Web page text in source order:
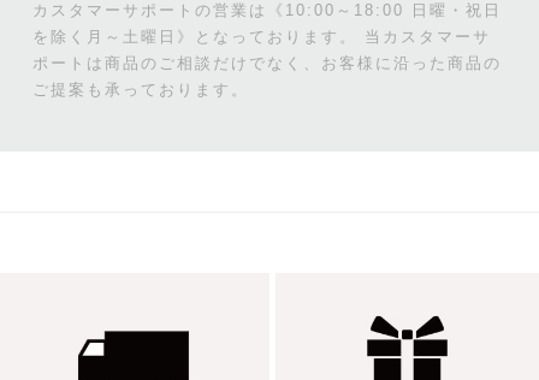
カスタマーサポートの営業は《10:00～18:00 日曜・祝日
を除く月～土曜日》となっております。
当カスタマーサ
ポートは商品のご相談だけでなく、お客様に沿った商品の
ご提案も承っております。